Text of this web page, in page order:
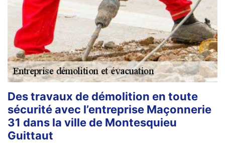
Des travaux de démolition en toute
sécurité avec l’entreprise Maçonnerie
31 dans la ville de Montesquieu
Guittaut